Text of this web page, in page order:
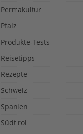
Permakultur
Pfalz
Produkte-Tests
Reisetipps
Rezepte
Schweiz
Spanien
Südtirol